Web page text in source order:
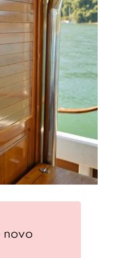
- Comprimento:
- Comprimento:
- Comprimento:
novo